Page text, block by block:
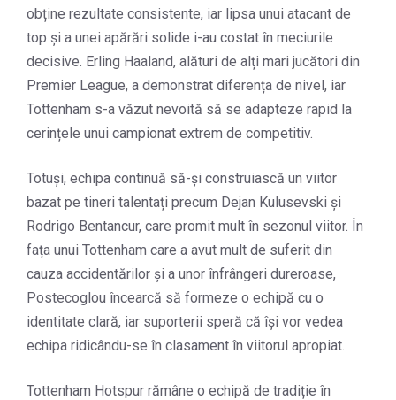
obține rezultate consistente, iar lipsa unui atacant de
top și a unei apărări solide i-au costat în meciurile
decisive. Erling Haaland, alături de alți mari jucători din
Premier League, a demonstrat diferența de nivel, iar
Tottenham s-a văzut nevoită să se adapteze rapid la
cerințele unui campionat extrem de competitiv.
Totuși, echipa continuă să-și construiască un viitor
bazat pe tineri talentați precum Dejan Kulusevski și
Rodrigo Bentancur, care promit mult în sezonul viitor. În
fața unui Tottenham care a avut mult de suferit din
cauza accidentărilor și a unor înfrângeri dureroase,
Postecoglou încearcă să formeze o echipă cu o
identitate clară, iar suporterii speră că își vor vedea
echipa ridicându-se în clasament în viitorul apropiat.
Tottenham Hotspur rămâne o echipă de tradiție în